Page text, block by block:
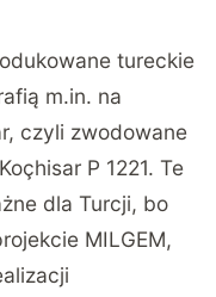
tureckie
m.in. na
czyli zwodowane
P 1221. Te
dla Turcji, bo
MILGEM,